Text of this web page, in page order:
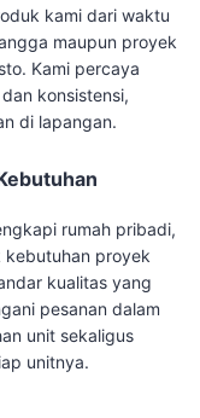
kami dari waktu
maupun proyek
Kami percaya
konsistensi,
di lapangan.
rumah pribadi,
kebutuhan proyek
kualitas yang
pesanan dalam
unit sekaligus
unitnya.